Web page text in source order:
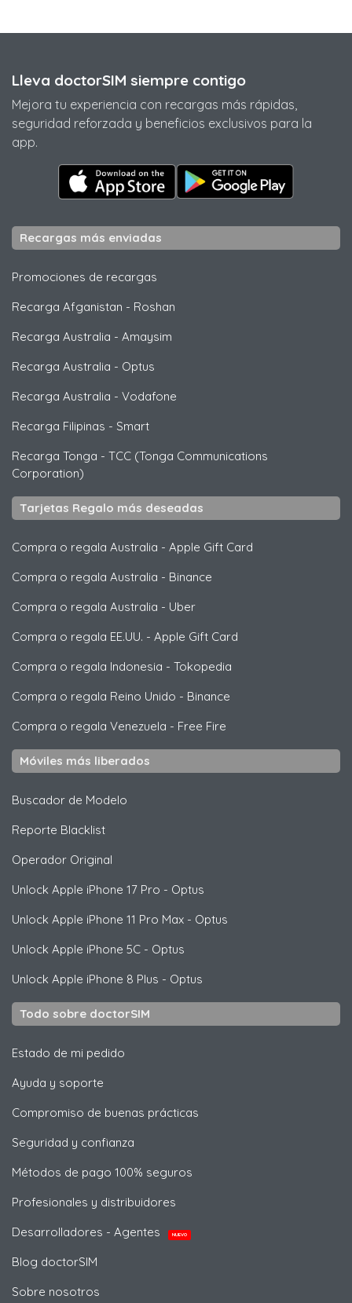
Lleva doctorSIM siempre contigo
Mejora tu experiencia con recargas más rápidas,
seguridad reforzada y beneficios exclusivos para la
app.
Recargas más enviadas
Promociones de recargas
Recarga Afganistan - Roshan
Recarga Australia - Amaysim
Recarga Australia - Optus
Recarga Australia - Vodafone
Recarga Filipinas - Smart
Recarga Tonga - TCC (Tonga Communications
Corporation)
Tarjetas Regalo más deseadas
Compra o regala Australia - Apple Gift Card
Compra o regala Australia - Binance
Compra o regala Australia - Uber
Compra o regala EE.UU. - Apple Gift Card
Compra o regala Indonesia - Tokopedia
Compra o regala Reino Unido - Binance
Compra o regala Venezuela - Free Fire
Móviles más liberados
Buscador de Modelo
Reporte Blacklist
Operador Original
Unlock Apple iPhone 17 Pro - Optus
Unlock Apple iPhone 11 Pro Max - Optus
Unlock Apple iPhone 5C - Optus
Unlock Apple iPhone 8 Plus - Optus
Todo sobre doctorSIM
Estado de mi pedido
Ayuda y soporte
Compromiso de buenas prácticas
Seguridad y confianza
Métodos de pago 100% seguros
Profesionales y distribuidores
Desarrolladores - Agentes
NUEVO
Blog doctorSIM
Sobre nosotros